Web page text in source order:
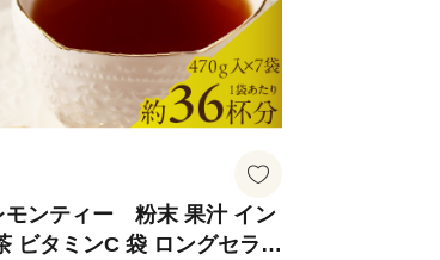
す。
て税額控除の手続きが必
ンティー 粉末 果汁 イン
ビタミンC 袋 ロングセラー